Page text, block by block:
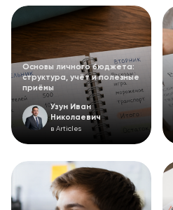
Основы личного бюджета:
структура, учёт и полезные
приёмы
Узун Иван
Николаевич
в Articles